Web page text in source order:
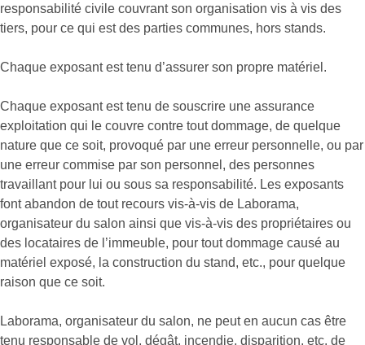
responsabilité civile couvrant son organisation vis à vis des
tiers, pour ce qui est des parties communes, hors stands.
Chaque exposant est tenu d’assurer son propre matériel.
Chaque exposant est tenu de souscrire une assurance
exploitation qui le couvre contre tout dommage, de quelque
nature que ce soit, provoqué par une erreur personnelle, ou par
une erreur commise par son personnel, des personnes
travaillant pour lui ou sous sa responsabilité. Les exposants
font abandon de tout recours vis-à-vis de Laborama,
organisateur du salon ainsi que vis-à-vis des propriétaires ou
des locataires de l’immeuble, pour tout dommage causé au
matériel exposé, la construction du stand, etc., pour quelque
raison que ce soit.
Laborama, organisateur du salon, ne peut en aucun cas être
tenu responsable de vol, dégât, incendie, disparition, etc. de